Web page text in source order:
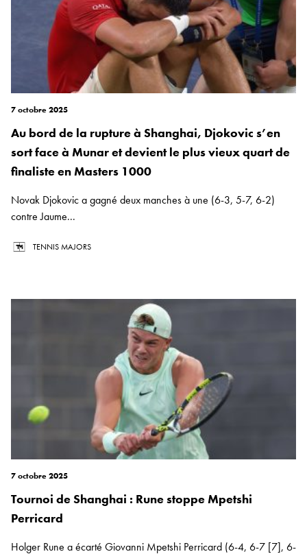
7 octobre 2025
Au bord de la rupture à Shanghai, Djokovic s’en
sort face à Munar et devient le plus vieux quart de
finaliste en Masters 1000
Novak Djokovic a gagné deux manches à une (6-3, 5-7, 6-2)
contre Jaume...
TENNIS MAJORS
7 octobre 2025
Tournoi de Shanghai : Rune stoppe Mpetshi
Perricard
Holger Rune a écarté Giovanni Mpetshi Perricard (6-4, 6-7 [7], 6-